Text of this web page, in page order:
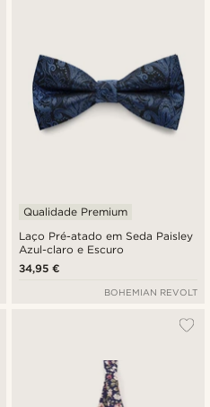
Laço Pré-atado em Seda Paisley
Azul-claro e Escuro
Qualidade Premium
34,95 €
BOHEMIAN REVOLT